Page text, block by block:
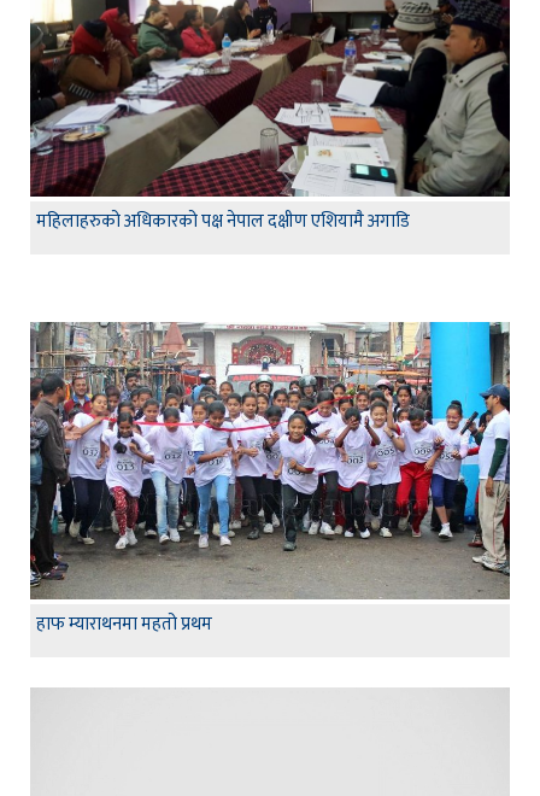
महिलाहरुको अधिकारको पक्ष नेपाल दक्षीण एशियामै अगाडि
हाफ म्याराथनमा महतो प्रथम